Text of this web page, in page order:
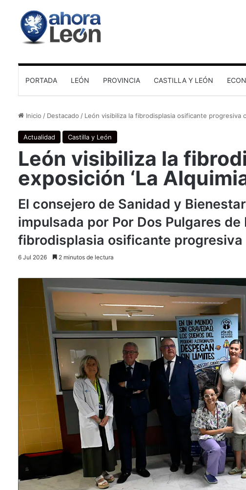
PORTADA LEÓN PROVINCIA CASTILLA Y LEÓN
Inicio / Destacado / León visibiliza la fibrodisplasia osificante progresiva
Actualidad Castilla y León
León visibiliza la
exposición ‘La
El consejero de Sanidad y
impulsada por Por Dos Pulgares
fibrodisplasia osificante
6 Jul 2026 2 minutos de lectura